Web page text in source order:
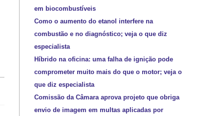
em biocombustíveis
Como o aumento do etanol interfere na
combustão e no diagnóstico; veja o que diz
especialista
Híbrido na oficina: uma falha de ignição pode
comprometer muito mais do que o motor; veja o
que diz especialista
Comissão da Câmara aprova projeto que obriga
envio de imagem em multas aplicadas por